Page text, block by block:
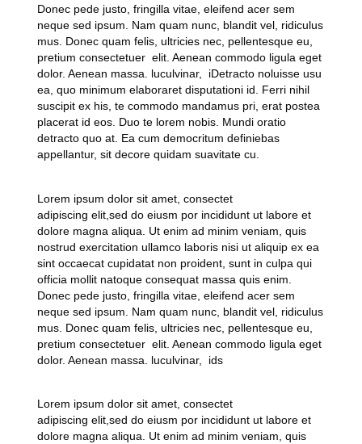
Donec pede justo, fringilla vitae, eleifend acer sem
neque sed ipsum. Nam quam nunc, blandit vel, ridiculus
mus. Donec quam felis, ultricies nec, pellentesque eu,
pretium consectetuer elit. Aenean commodo ligula eget
dolor. Aenean massa. luculvinar, iDetracto noluisse usu
ea, quo minimum elaboraret disputationi id. Ferri nihil
suscipit ex his, te commodo mandamus pri, erat postea
placerat id eos. Duo te lorem nobis. Mundi oratio
detracto quo at. Ea cum democritum definiebas
appellantur, sit decore quidam suavitate cu.
Lorem ipsum dolor sit amet, consectet
adipiscing elit,sed do eiusm por incididunt ut labore et
dolore magna aliqua. Ut enim ad minim veniam, quis
nostrud exercitation ullamco laboris nisi ut aliquip ex ea
sint occaecat cupidatat non proident, sunt in culpa qui
officia mollit natoque consequat massa quis enim.
Donec pede justo, fringilla vitae, eleifend acer sem
neque sed ipsum. Nam quam nunc, blandit vel, ridiculus
mus. Donec quam felis, ultricies nec, pellentesque eu,
pretium consectetuer elit. Aenean commodo ligula eget
dolor. Aenean massa. luculvinar, ids
Lorem ipsum dolor sit amet, consectet
adipiscing elit,sed do eiusm por incididunt ut labore et
dolore magna aliqua. Ut enim ad minim veniam, quis